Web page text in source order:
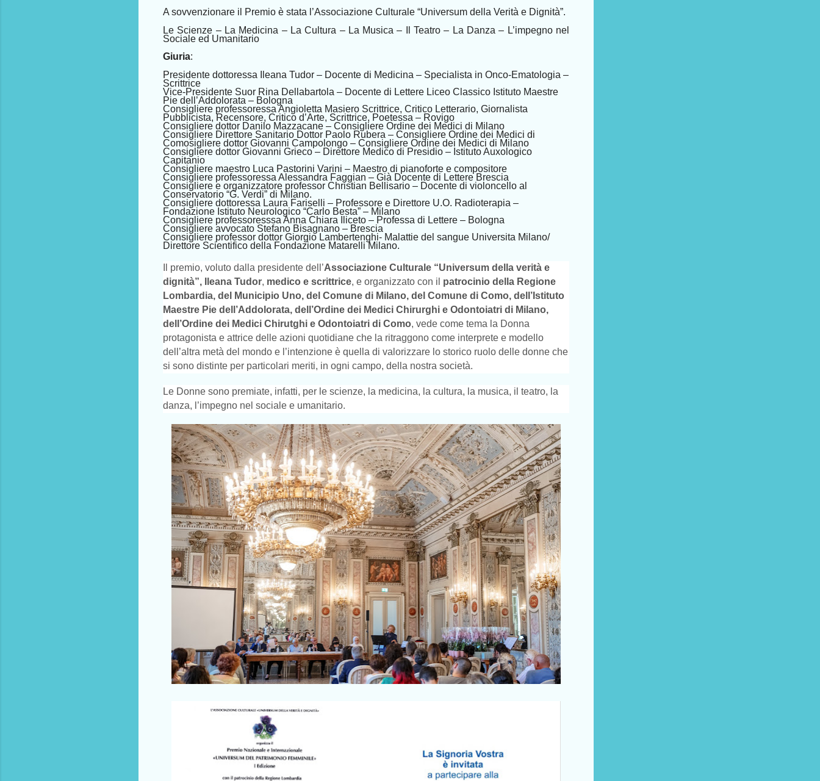
A sovvenzionare il Premio è stata l’Associazione Culturale “Universum della Verità e Dignità”.
Le Scienze – La Medicina – La Cultura – La Musica – Il Teatro – La Danza – L’impegno nel
Sociale ed Umanitario
Giuria:
Presidente dottoressa Ileana Tudor – Docente di Medicina – Specialista in Onco-Ematologia –
Scrittrice
Vice-Presidente Suor Rina Dellabartola – Docente di Lettere Liceo Classico Istituto Maestre
Pie dell’Addolorata – Bologna
Consigliere professoressa Angioletta Masiero Scrittrice, Critico Letterario, Giornalista
Pubblicista, Recensore, Critico d’Arte, Scrittrice, Poetessa – Rovigo
Consigliere dottor Danilo Mazzacane – Consigliere Ordine dei Medici di Milano
Consigliere Direttore Sanitario Dottor Paolo Rubera – Consigliere Ordine dei Medici di
Comosigliere dottor Giovanni Campolongo – Consigliere Ordine dei Medici di Milano
Consigliere dottor Giovanni Grieco – Direttore Medico di Presidio – Istituto Auxologico
Capitanio
Consigliere maestro Luca Pastorini Varini – Maestro di pianoforte e compositore
Consigliere professoressa Alessandra Faggian – Già Docente di Lettere Brescia
Consigliere e organizzatore professor Christian Bellisario – Docente di violoncello al
Conservatorio “G. Verdi” di Milano.
Consigliere dottoressa Laura Fariselli – Professore e Direttore U.O. Radioterapia –
Fondazione Istituto Neurologico “Carlo Besta” – Milano
Consigliere professoresssa Anna Chiara Iliceto – Professa di Lettere – Bologna
Consigliere avvocato Stefano Bisagnano – Brescia
Consigliere professor dottor Giorgio Lambertenghi- Malattie del sangue Universita Milano/
Direttore Scientifico della Fondazione Matarelli Milano.
Il premio, voluto dalla presidente dell’Associazione Culturale “Universum della verità e
dignità”,
Ileana Tudor, medico e scrittrice, e organizzato con il patrocinio della Regione
Lombardia, del Municipio Uno, del Comune di Milano, del Comune di Como, dell’Istituto
Maestre Pie dell’Addolorata, dell’Ordine dei Medici Chirurghi e Odontoiatri di Milano,
dell’Ordine dei Medici Chirutghi e Odontoiatri di Como, vede come tema la Donna
protagonista e attrice delle azioni quotidiane che la ritraggono come interprete e modello
dell’altra metà del mondo e l’intenzione è quella di valorizzare lo storico ruolo delle donne che
si sono distinte per particolari meriti, in ogni campo, della nostra società.
Le Donne sono premiate, infatti, per le scienze, la medicina, la cultura, la musica, il teatro, la
danza, l’impegno nel sociale e umanitario.